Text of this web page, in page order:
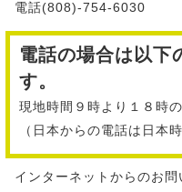
電話(808)-754-6030
電話の場合は以下
す。
現地時間９時より１８時
（日本からの電話は日本
インターネットからのお問